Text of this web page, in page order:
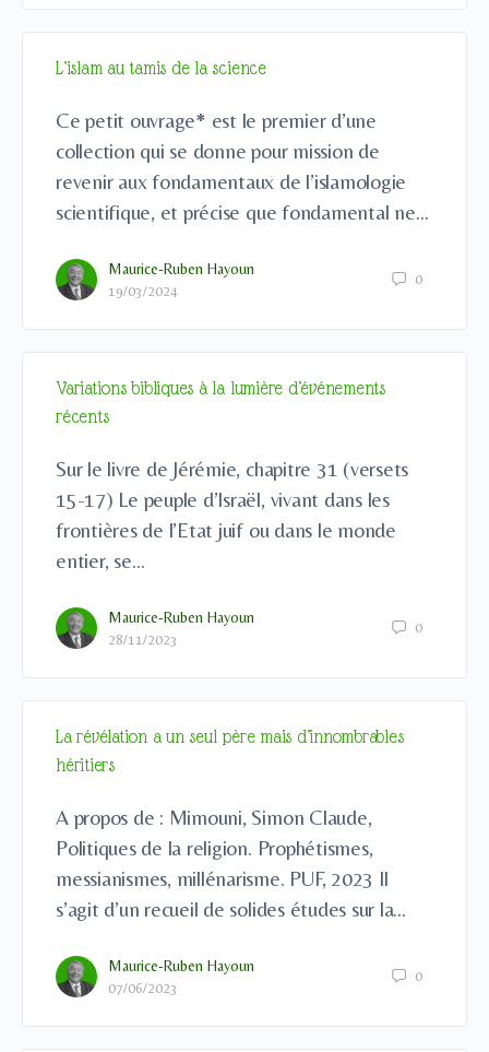
L’islam au tamis de la science
Ce petit ouvrage* est le premier d’une
collection qui se donne pour mission de
revenir aux fondamentaux de l’islamologie
scientifique, et précise que fondamental ne…
Maurice-Ruben Hayoun
19/03/2024
0
Variations bibliques à la lumière d’événements
récents
Sur le livre de Jérémie, chapitre 31 (versets
15-17) Le peuple d’Israël, vivant dans les
frontières de l’Etat juif ou dans le monde
entier, se…
Maurice-Ruben Hayoun
28/11/2023
0
La révélation a un seul père mais d’innombrables
héritiers
A propos de : Mimouni, Simon Claude,
Politiques de la religion. Prophétismes,
messianismes, millénarisme. PUF, 2023 Il
s’agit d’un recueil de solides études sur la…
Maurice-Ruben Hayoun
07/06/2023
0